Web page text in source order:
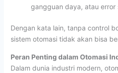
gangguan daya, atau error
Dengan kata lain, tanpa control
sistem otomasi tidak akan bisa
Peran Penting dalam Otomasi
Dalam dunia industri modern,